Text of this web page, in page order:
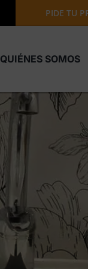
PIDE TU
QUIÉNES SOMOS